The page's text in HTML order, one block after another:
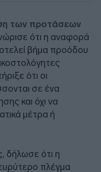
των προτάσεων
ότι η αναφορά
βήμα προόδου
ότι οι
σε ένα
και όχι να
μέτρα ή
, δήλωσε ότι η
πλέγμα